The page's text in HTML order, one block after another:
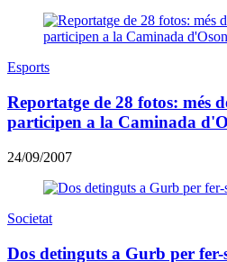
Esports
Reportatge de 28 fotos: més
participen a la Caminada
24/09/2007
Societat
Dos detinguts a Gurb per fer-